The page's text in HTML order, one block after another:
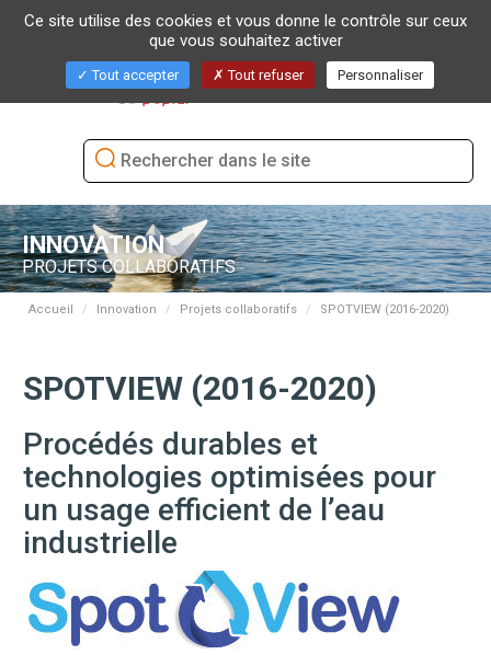
INNOVATION
PROJETS COLLABORATIFS
Accueil Innovation Projets collaboratifs SPOTVIEW (2016-2020)
SPOTVIEW (2016-2020)
Procédés durables et
technologies optimisées pour
un usage efficient de l’eau
industrielle
Ce site utilise des cookies et vous donne le contrôle sur ceux
que vous souhaitez activer
Tout accepter Tout refuser Personnaliser